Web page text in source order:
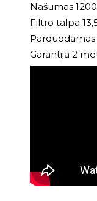
Našumas
Filtro talpa
Garantija 2